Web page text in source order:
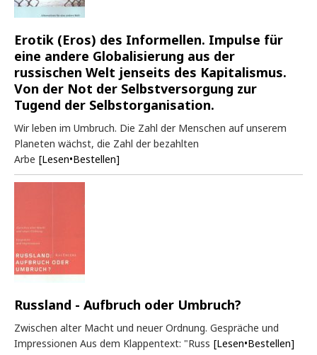
Erotik (Eros) des Informellen. Impulse für
eine andere Globalisierung aus der
russischen Welt jenseits des Kapitalismus.
Von der Not der Selbstversorgung zur
Tugend der Selbstorganisation.
Wir leben im Umbruch. Die Zahl der Menschen auf unserem
Planeten wächst, die Zahl der bezahlten
Arbe [Lesen•Bestellen]
Russland - Aufbruch oder Umbruch?
Zwischen alter Macht und neuer Ordnung. Gespräche und
Impressionen Aus dem Klappentext: "Russ [Lesen•Bestellen]